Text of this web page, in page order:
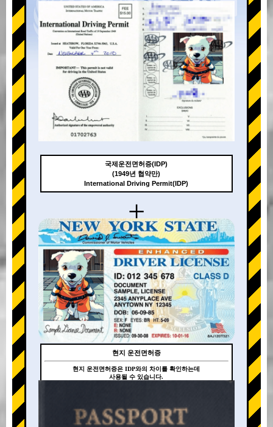
+
+
국제운전면허증(IDP)
(1949년 협약만)
International Driving Permit(IDP)
현지 운전면허증
현지 운전면허증은 IDP와의 차이를 확인하는데
사용될 수 있습니다.